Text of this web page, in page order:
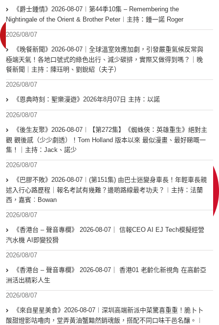
《爵士鍾情》2026-08-07︱第44季10集 – Remembering the
Nightingale of the Orient & Brother Peter︱主持：鍾一諾 Roger
2026/08/07
《晚餐新聞》2026-08-07｜全球溫室效應加劇，引發嚴重氣候反常與
極端天氣！各地口號式的綠色出行、減少碳排，實際又做得到嗎？｜晚
餐新聞｜主持：陳珏明、劉銳紹（夫子）
2026/08/07
《恩典時刻：聖樂漫遊》2026年8月07日 主持：以諾
2026/08/07
《後生友聚》2026-08-07︱【第272集】《蜘蛛俠：英雄重生》絕對主
觀 觀後感（少少劇透）！Tom Holland 版本以來 最似漫畫、最好睇嘅一
集！｜主持：Jack、諾少
2026/08/07
《巴膠不敗》2026-08-07︱(第151集) 由巴士迷變身車長！年輕車長親
述入行心路歷程｜報名考試有幾難？邊啲路線最考功夫？︱主持：法蘭
西，嘉賓︰Bowan
2026/08/07
《香港台 – 聲音專欄》 2026-08-07｜ 信報CEO AI EJ Tech模擬經營
汽水機 AI即變狡猾
2026/08/07
《香港台 – 聲音專欄》 2026-08-07｜ 香港01 老齡化新視角 在高齡亞
洲活出精彩人生
2026/08/07
《來自星星美食》2026-08-07︱深圳高端新派中菜驚喜重重！脆卜卜
酸甜燈影咕嚕肉，堂弄黃油蟹黯然銷魂飯，搭配不同口味干邑名釀。︱